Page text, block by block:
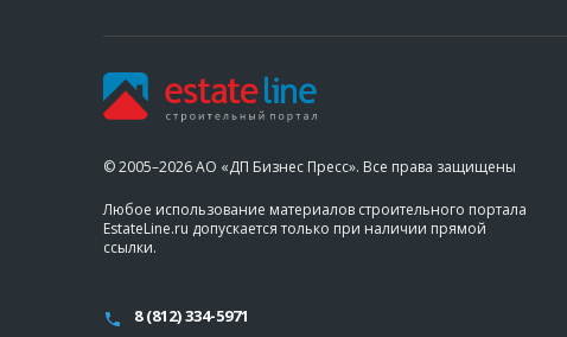
© 2005–2026 АО «ДП Бизнес Пресс». Все права защищены
Любое использование материалов строительного портала
EstateLine.ru допускается только при наличии прямой
ссылки.
8 (812) 334-5971